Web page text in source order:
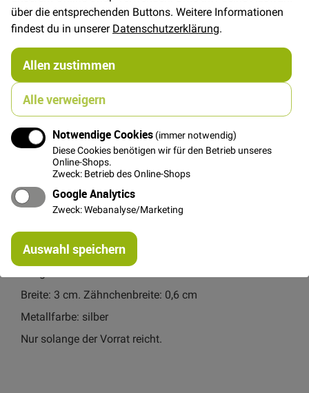
über die entsprechenden Buttons. Weitere Informationen
findest du in unsererDatenschutzerklärung.
Allen zustimmen
Alle verweigern
Notwendige Cookies (immer notwendig)
Diese Cookies benötigen wir für den Betrieb unseres
Online-Shops.
Zweck: Betrieb des Online-Shops
Google Analytics
Zweck: Webanalyse/Marketing
Auswahl speichern
In den Warenkorb
Details
Hochwertiger, teilbarer Metallreißverschluss von Riri
aus der Schweiz. Durch die polierte Kette gleitet der
Zipper besonders gut und vehakt sich nicht beim
Öffnen und Schließen.
Ein edles Detail an Tasche, Jacken und anderen
schönen Nähprojekten!
Breite: 3 cm. Zähnchenbreite: 0,6 cm
Metallfarbe: silber
Nur solange der Vorrat reicht.